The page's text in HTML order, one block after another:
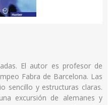
El autor es profesor de
Fabra de Barcelona. Las
sencillo y estructuras claras.
excursión de alemanes y